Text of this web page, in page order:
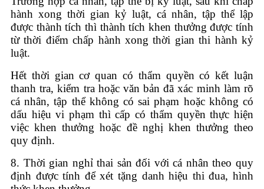
hành xong thời gian kỷ luật, cá nhân, tập thể lập
được thành tích thì thành tích khen thưởng được tính
từ thời điểm chấp hành xong thời gian thi hành kỷ
luật.
Hết thời gian cơ quan có thẩm quyền có kết luận
thanh tra, kiểm tra hoặc văn bản đã xác minh làm rõ
cá nhân, tập thể không có sai phạm hoặc không có
dấu hiệu vi phạm thì cấp có thẩm quyền thực hiện
việc khen thưởng hoặc đề nghị khen thưởng theo
quy định.
8. Thời gian nghỉ thai sản đối với cá nhân theo quy
định được tính để xét tặng danh hiệu thi đua, hình